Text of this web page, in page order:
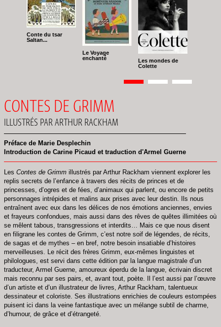
Conte du tsar
Saltan...
Le Voyage
enchanté
Les mondes de
Colette
Pagination
Page
1 Page
2 Page
3
CONTES DE GRIMM
ILLUSTRÉS PAR ARTHUR RACKHAM
Préface de Marie Desplechin
Introduction de Carine Picaud et traduction d'Armel Guerne
Les Contes de Grimm illustrés par Arthur Rackham viennent explorer les
replis secrets de l’enfance à travers des récits de princes et de
princesses, d’ogres et de fées, d’animaux qui parlent, ou encore de petits
personnages intrépides et malins aux prises avec leur destin. Ils nous
entraînent avec eux dans les délices de nos émotions anciennes, envies
et frayeurs confondues, mais aussi dans des rêves de quêtes illimitées où
se mêlent tabous, transgressions et interdits… Mais ce que nous disent
en filigrane les contes de Grimm, c’est notre soif de légendes, de récits,
de sagas et de mythes ‒ en bref, notre besoin insatiable d’histoires
merveilleuses. Le récit des frères Grimm, eux-mêmes linguistes et
philologues, est servi dans cette édition par la langue magistrale d’un
traducteur, Armel Guerne, amoureux éperdu de la langue, écrivain discret
mais reconnu par ses pairs, et, avant tout, poète. Il l’est aussi par l’œuvre
d’un artiste et d’un illustrateur de livres, Arthur Rackham, talentueux
dessinateur et coloriste. Ses illustrations enrichies de couleurs estompées
puisent ici dans la veine fantastique avec un mélange subtil de charme,
d’humour, de grâce et d’étrangeté.